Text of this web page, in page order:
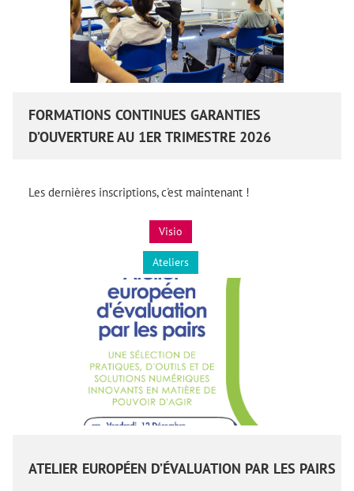
FORMATIONS CONTINUES GARANTIES
D’OUVERTURE AU 1ER TRIMESTRE 2026
Les dernières inscriptions, c'est maintenant !
Visio
Ateliers
ATELIER EUROPÉEN D’ÉVALUATION PAR LES PAIRS